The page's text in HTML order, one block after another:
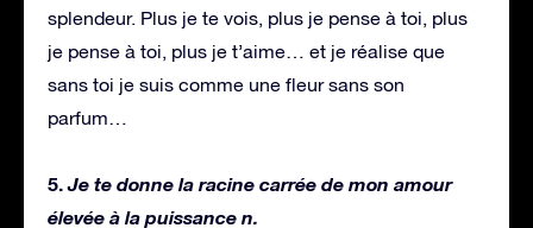
splendeur. Plus je te vois, plus je pense à toi, plus
je pense à toi, plus je t’aime… et je réalise que
sans toi je suis comme une fleur sans son
parfum…
5. Je te donne la racine carrée de mon amour
élevée à la puissance n.